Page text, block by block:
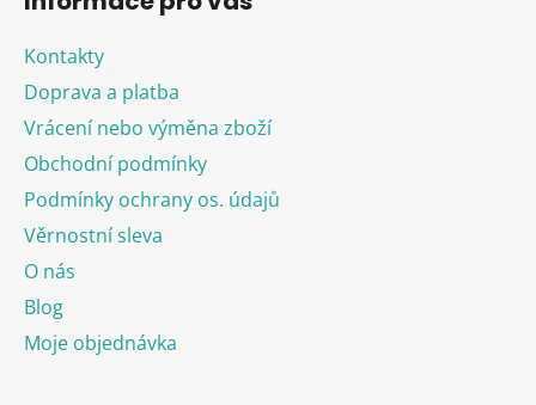
Kontakty
Doprava a platba
Vrácení nebo výměna zboží
Obchodní podmínky
Podmínky ochrany os. údajů
Věrnostní sleva
O nás
Blog
Moje objednávka